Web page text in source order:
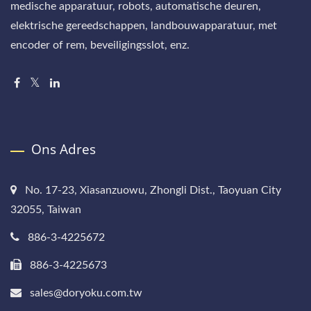
medische apparatuur, robots, automatische deuren,
elektrische gereedschappen, landbouwapparatuur, met
encoder of rem, beveiligingsslot, enz.
Ons Adres
No. 17-23, Xiasanzuowu, Zhongli Dist., Taoyuan City
32055, Taiwan
886-3-4225672
886-3-4225673
sales@doryoku.com.tw